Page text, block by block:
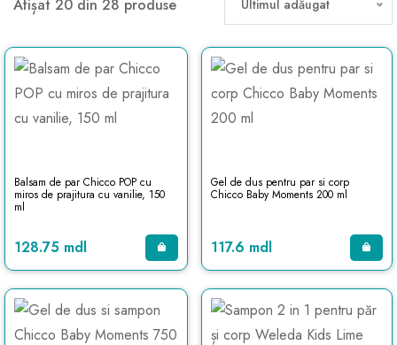
Afișat 20 din 28 produse Ultimul adăugat
Balsam de par Chicco POP cu
miros de prajitura cu vanilie, 150
ml
128.75 mdl
Gel de dus pentru par si corp
Chicco Baby Moments 200 ml
117.6 mdl